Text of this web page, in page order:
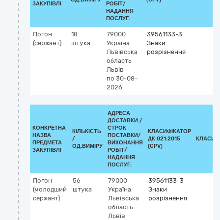
ЗАКУПІВЛІ
РОБІТ/
НАДАННЯ
ПОСЛУГ:
Погон
(сержант)
18
штука
79000
Україна
Львівська
область
Львів
по 30-08-
2026
39561133-3
Знаки
розрізнення
КОНКРЕТНА
НАЗВА
ПРЕДМЕТА
ЗАКУПІВЛІ
КІЛЬКІСТЬ
/
ОД.ВИМІРУ
АДРЕСА
ДОСТАВКИ /
СТРОК
ПОСТАВКИ/
ВИКОНАННЯ
РОБІТ/
НАДАННЯ
ПОСЛУГ:
КЛАСИФІКАТОР
ДК 021:2015
(CPV)
Погон
(молодший
сержант)
56
штука
79000
Україна
Львівська
область
Львів
39561133-3
Знаки
розрізнення